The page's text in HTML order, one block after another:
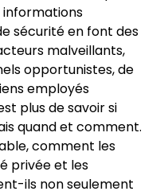
sécurité en font des
malveillants,
opportunistes, de
employés
plus de savoir si
quand et comment.
comment les
privée et les
ils non seulement